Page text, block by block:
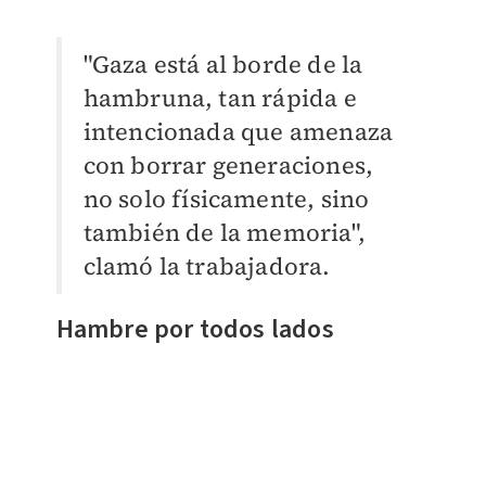
"Gaza está al borde de la
hambruna, tan rápida e
intencionada que amenaza
con borrar generaciones,
no solo físicamente, sino
también de la memoria",
clamó la trabajadora.
Hambre por todos lados